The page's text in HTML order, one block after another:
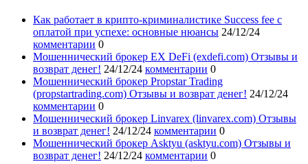
Как работает в крипто-криминалистике Success fee с
оплатой при успехе: основные нюансы 24/12/24
комментарии 0
Мошеннический брокер EX DeFi (exdefi.com) Отзывы и
возврат денег! 24/12/24 комментарии 0
Мошеннический брокер Propstar Trading
(propstartrading.com) Отзывы и возврат денег! 24/12/24
комментарии 0
Мошеннический брокер Linvarex (linvarex.com) Отзывы
и возврат денег! 24/12/24 комментарии 0
Мошеннический брокер Asktyu (asktyu.com) Отзывы и
возврат денег! 24/12/24 комментарии 0